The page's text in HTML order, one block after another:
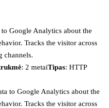
to Google Analytics about the
Tracks the visitor across
channels.
: 2 metaiTipas: HTTP
to Google Analytics about the
Tracks the visitor across